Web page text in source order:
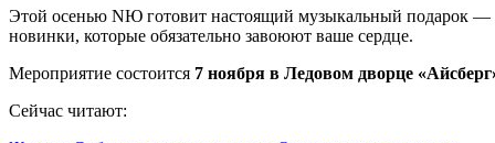
Этой осенью NЮ готовит настоящий музыкальный подарок —
новинки, которые обязательно завоюют ваше сердце.
Мероприятие состоится 7 ноября в Ледовом дворце
Сейчас читают: